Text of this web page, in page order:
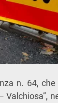
n. 64,
Valchiosa”,